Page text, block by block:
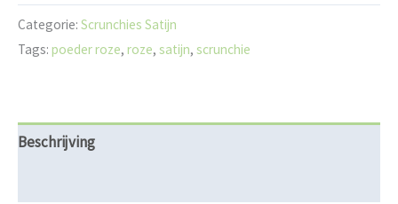
Categorie: Scrunchies Satijn
Tags: poeder roze, roze, satijn, scrunchie
Beschrijving